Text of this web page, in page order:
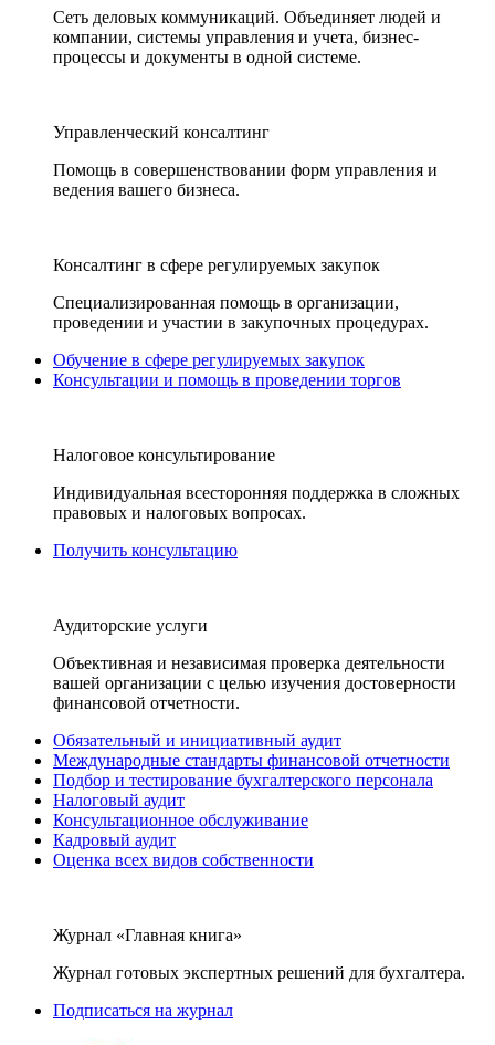
Сеть деловых коммуникаций. Объединяет людей и
компании, системы управления и учета, бизнес-
процессы и документы в одной системе.
Управленческий консалтинг
Помощь в совершенствовании форм управления и
ведения вашего бизнеса.
Консалтинг в сфере регулируемых закупок
Специализированная помощь в организации,
проведении и участии в закупочных процедурах.
Обучение в сфере регулируемых закупок
Консультации и помощь в проведении торгов
Налоговое консультирование
Индивидуальная всесторонняя поддержка в сложных
правовых и налоговых вопросах.
Получить консультацию
Аудиторские услуги
Объективная и независимая проверка деятельности
вашей организации с целью изучения достоверности
финансовой отчетности.
Обязательный и инициативный аудит
Международные стандарты финансовой отчетности
Подбор и тестирование бухгалтерского персонала
Налоговый аудит
Консультационное обслуживание
Кадровый аудит
Оценка всех видов собственности
Журнал «Главная книга»
Журнал готовых экспертных решений для бухгалтера.
Подписаться на журнал